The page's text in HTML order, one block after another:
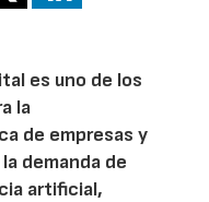
es uno de los
la
de empresas y
demanda de
artificial,